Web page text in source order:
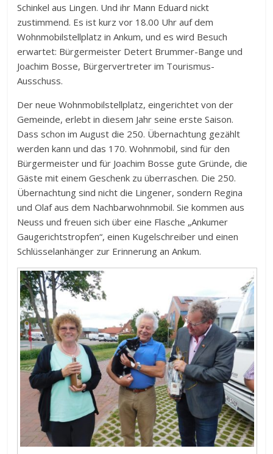
Schinkel aus Lingen. Und ihr Mann Eduard nickt
zustimmend. Es ist kurz vor 18.00 Uhr auf dem
Wohnmobilstellplatz in Ankum, und es wird Besuch
erwartet: Bürgermeister Detert Brummer-Bange und
Joachim Bosse, Bürgervertreter im Tourismus-
Ausschuss.
Der neue Wohnmobilstellplatz, eingerichtet von der
Gemeinde, erlebt in diesem Jahr seine erste Saison.
Dass schon im August die 250. Übernachtung gezählt
werden kann und das 170. Wohnmobil, sind für den
Bürgermeister und für Joachim Bosse gute Gründe, die
Gäste mit einem Geschenk zu überraschen. Die 250.
Übernachtung sind nicht die Lingener, sondern Regina
und Olaf aus dem Nachbarwohnmobil. Sie kommen aus
Neuss und freuen sich über eine Flasche „Ankumer
Gaugerichtstropfen“, einen Kugelschreiber und einen
Schlüsselanhänger zur Erinnerung an Ankum.